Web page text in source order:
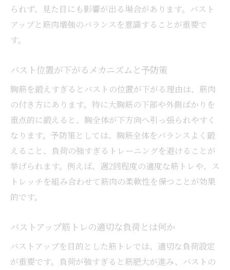
られず、見た目にも影響が出る場合があります。バスト
アップと筋肉増強のバランスを意識することが重要で
す。
バスト位置が下がるメカニズムと予防策
胸筋を鍛えすぎるとバストの位置が下がる理由は、筋肉
の付き方にあります。特に大胸筋の下部や外側ばかりを
重点的に鍛えると、胸全体が下方向へ引っ張られやすく
なります。予防策としては、胸筋全体をバランスよく鍛
えること、負荷の強すぎるトレーニングを避けることが
挙げられます。例えば、週2回程度の適度な筋トレや、ス
トレッチを組み合わせて筋肉の柔軟性を保つことが効果
的です。
バストアップ筋トレの適切な負荷とは何か
バストアップを目的とした筋トレでは、適切な負荷設定
が重要です。負荷が強すぎると筋肥大が進み、バストの